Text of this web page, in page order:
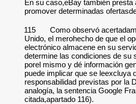
En su caso,eBay también
promover determinadas
115
Como observó
Unido, el merohecho de que el
electrónico almacene en su
determine las condiciones de su
porel mismo y dé información
puede implicar que se leexcluya
responsabilidad previstas por la
analogía, la sentencia Google
citada,apartado 116).